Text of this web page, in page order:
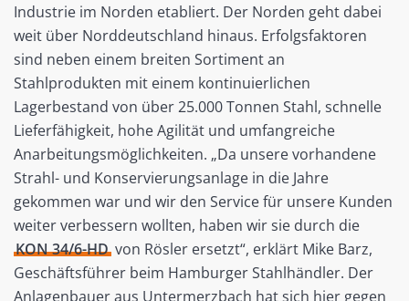
Industrie im Norden etabliert. Der Norden geht dabei
weit über Norddeutschland hinaus. Erfolgsfaktoren
sind neben einem breiten Sortiment an
Stahlprodukten mit einem kontinuierlichen
Lagerbestand von über 25.000 Tonnen Stahl, schnelle
Lieferfähigkeit, hohe Agilität und umfangreiche
Anarbeitungsmöglichkeiten. „Da unsere vorhandene
Strahl- und Konservierungsanlage in die Jahre
gekommen war und wir den Service für unsere Kunden
weiter verbessern wollten, haben wir sie durch die
KON 34/6-HDvon Rösler ersetzt“, erklärt Mike Barz,
Geschäftsführer beim Hamburger Stahlhändler. Der
Anlagenbauer aus Untermerzbach hat sich hier gegen